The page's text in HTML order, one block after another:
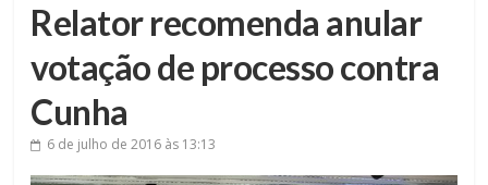
Relator recomenda anular
votação de processo contra
Cunha
6 de julho de 2016 às 13:13